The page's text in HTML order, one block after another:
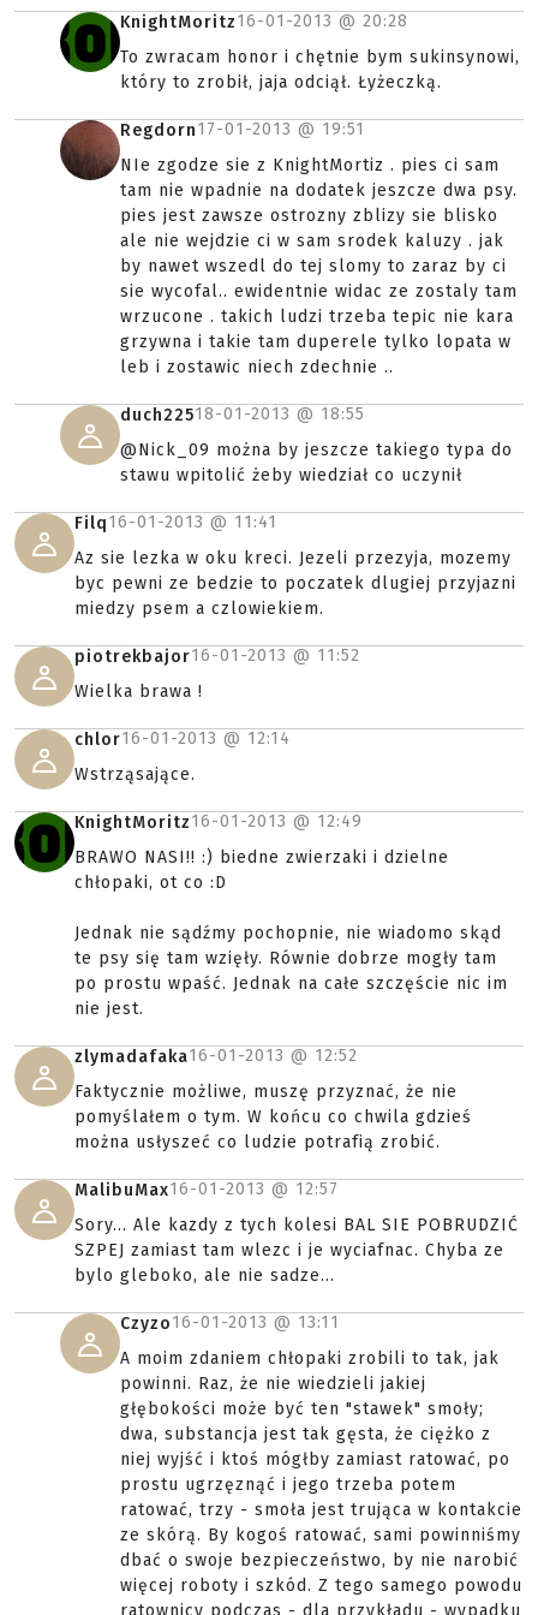
KnightMoritz16-01-2013 @ 20:28
To zwracam honor i chętnie bym sukinsynowi,
który to zrobił, jaja odciął. Łyżeczką.
Regdorn17-01-2013 @ 19:51
NIe zgodze sie z KnightMortiz . pies ci sam
tam nie wpadnie na dodatek jeszcze dwa psy.
pies jest zawsze ostrozny zblizy sie blisko
ale nie wejdzie ci w sam srodek kaluzy . jak
by nawet wszedl do tej slomy to zaraz by ci
sie wycofal.. ewidentnie widac ze zostaly tam
wrzucone . takich ludzi trzeba tepic nie kara
grzywna i takie tam duperele tylko lopata w
leb i zostawic niech zdechnie ..
duch22518-01-2013 @ 18:55
@Nick_09 można by jeszcze takiego typa do
stawu wpitolić żeby wiedział co uczynił
Filq16-01-2013 @ 11:41
Az sie lezka w oku kreci. Jezeli przezyja, mozemy
byc pewni ze bedzie to poczatek dlugiej przyjazni
miedzy psem a czlowiekiem.
piotrekbajor16-01-2013 @ 11:52
Wielka brawa !
chlor16-01-2013 @ 12:14
Wstrząsające.
KnightMoritz16-01-2013 @ 12:49
BRAWO NASI!! :) biedne zwierzaki i dzielne
chłopaki, ot co :D
Jednak nie sądźmy pochopnie, nie wiadomo skąd
te psy się tam wzięły. Równie dobrze mogły tam
po prostu wpaść. Jednak na całe szczęście nic im
nie jest.
zlymadafaka16-01-2013 @ 12:52
Faktycznie możliwe, muszę przyznać, że nie
pomyślałem o tym. W końcu co chwila gdzieś
można usłyszeć co ludzie potrafią zrobić.
MalibuMax16-01-2013 @ 12:57
Sory... Ale kazdy z tych kolesi BAL SIE POBRUDZIĆ
SZPEJ zamiast tam wlezc i je wyciafnac. Chyba ze
bylo gleboko, ale nie sadze...
Czyzo16-01-2013 @ 13:11
A moim zdaniem chłopaki zrobili to tak, jak
powinni. Raz, że nie wiedzieli jakiej
głębokości może być ten "stawek" smoły;
dwa, substancja jest tak gęsta, że ciężko z
niej wyjść i ktoś mógłby zamiast ratować, po
prostu ugrzęznąć i jego trzeba potem
ratować, trzy - smoła jest trująca w kontakcie
ze skórą. By kogoś ratować, sami powinniśmy
dbać o swoje bezpieczeństwo, by nie narobić
więcej roboty i szkód. Z tego samego powodu
ratownicy podczas - dla przykładu - wypadku